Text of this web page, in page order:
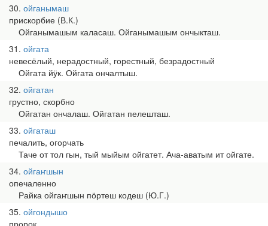
30 ойганымаш
прискорбие (В.К.)
Ойганымашым каласаш. Ойганымашым ончыкташ.
31 ойгата
невесёлый, нерадостный, горестный, безрадостный
Ойгата йӱк. Ойгата ончалтыш.
32 ойгатан
грустно, скорбно
Ойгатан ончалаш. Ойгатан пелешташ.
33 ойгаташ
печалить, огорчать
Таче от тол гын, тый мыйым ойгатет. Ача-аватым ит ойгате.
34 ойгаҥшын
опечаленно
Райка ойгаҥшын пӧртеш кодеш (Ю.Г.)
35 ойгондышо
пророк